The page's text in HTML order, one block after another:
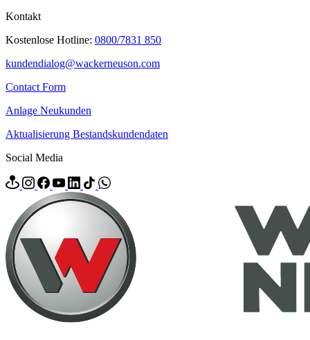
Kontakt
Kostenlose Hotline: 0800/7831 850
kundendialog@wackerneuson.com
Contact Form
Anlage Neukunden
Aktualisierung Bestandskundendaten
Social Media